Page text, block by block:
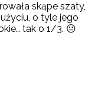
skąpe szaty,
o tyle jego
tak o 1/3. 😐